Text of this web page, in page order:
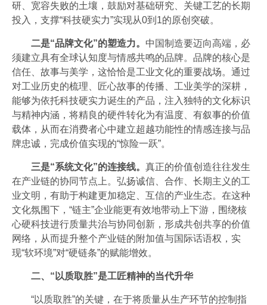
研、宽容失败的土壤，鼓励对基础研究、关键工艺的长期
投入，支撑“科技硬实力”实现从0到1的原创突破。
二是“品牌文化”的塑造力。 中国制造要迈向高端，必
须建立具有全球认知度与情感共鸣的品牌。品牌的核心是
信任、故事与美学，这恰恰是工业文化的重要战场。通过
对工业历史的梳理、匠心故事的传播、工业美学的深耕，
能够为依托科技硬实力诞生的产品，注入独特的文化标识
与精神内涵，将精良的硬件转化为有温度、有叙事的价值
载体，从而在消费者心中建立超越功能性的情感连接与品
牌忠诚，完成价值实现的“惊险一跃”。
三是“系统文化”的连接线。 真正的价值创造往往发生
在产业链的协同节点上。弘扬诚信、合作、长期主义的工
业文明，有助于构建更加稳定、互信的产业生态。在这种
文化氛围下，“链主”企业能更有效地带动上下游，围绕核
心硬科技进行质量共治与协同创新，形成共创共享的价值
网络，从而提升整个产业链的附加值与国际话语权，实
现“软环境”对“硬链条”的赋能增效。
二、“以质取胜”是工匠精神的当代升华
“以质取胜”的关键，在于将质量从生产环节的控制指